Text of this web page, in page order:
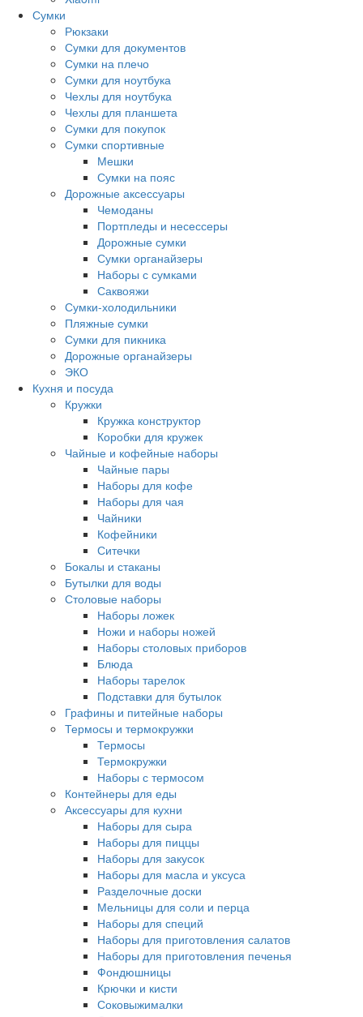
Сумки
Рюкзаки
Сумки для документов
Сумки на плечо
Сумки для ноутбука
Чехлы для ноутбука
Чехлы для планшета
Сумки для покупок
Сумки спортивные
Мешки
Сумки на пояс
Дорожные аксессуары
Чемоданы
Портпледы и несессеры
Дорожные сумки
Сумки органайзеры
Наборы с сумками
Саквояжи
Сумки-холодильники
Пляжные сумки
Сумки для пикника
Дорожные органайзеры
ЭКО
Кухня и посуда
Кружки
Кружка конструктор
Коробки для кружек
Чайные и кофейные наборы
Чайные пары
Наборы для кофе
Наборы для чая
Чайники
Кофейники
Ситечки
Бокалы и стаканы
Бутылки для воды
Столовые наборы
Наборы ложек
Ножи и наборы ножей
Наборы столовых приборов
Блюда
Наборы тарелок
Подставки для бутылок
Графины и питейные наборы
Термосы и термокружки
Термосы
Термокружки
Наборы с термосом
Контейнеры для еды
Аксессуары для кухни
Наборы для сыра
Наборы для пиццы
Наборы для закусок
Наборы для масла и уксуса
Разделочные доски
Мельницы для соли и перца
Наборы для специй
Наборы для приготовления салатов
Наборы для приготовления печенья
Фондюшницы
Крючки и кисти
Соковыжималки